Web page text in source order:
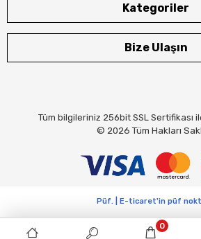
Kategoriler
Bize Ulaşın
Tüm bilgileriniz 256bit SSL Sertifikası
© 2026 Tüm Hakları
0
Püf. | E-ticaret'in püf